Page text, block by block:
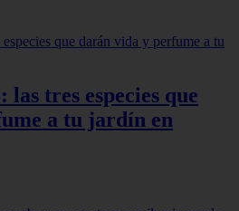
las tres especies que
a tu jardín en